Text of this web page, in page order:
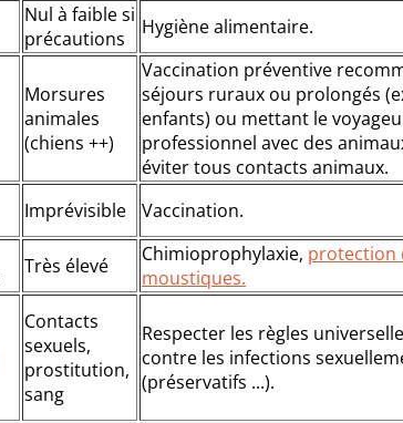
Nul à faible si
précautions
Hygiène alimentaire.
Morsures
animales
(chiens ++)
Vaccination préventive
séjours ruraux ou prolongés
enfants) ou mettant le
professionnel avec des
éviter tous contacts animaux.
Imprévisible Vaccination.
Très élevé Chimioprophylaxie, protection
moustiques.
Contacts
sexuels,
prostitution,
sang
Respecter les règles
contre les infections
(préservatifs ...).